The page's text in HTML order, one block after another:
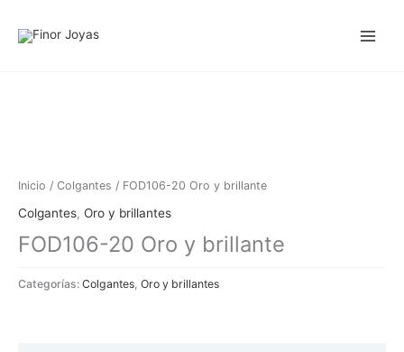
Inicio / Colgantes / FOD106-20 Oro y brillante
Colgantes, Oro y brillantes
FOD106-20 Oro y brillante
Categorías: Colgantes Oro y brillantes